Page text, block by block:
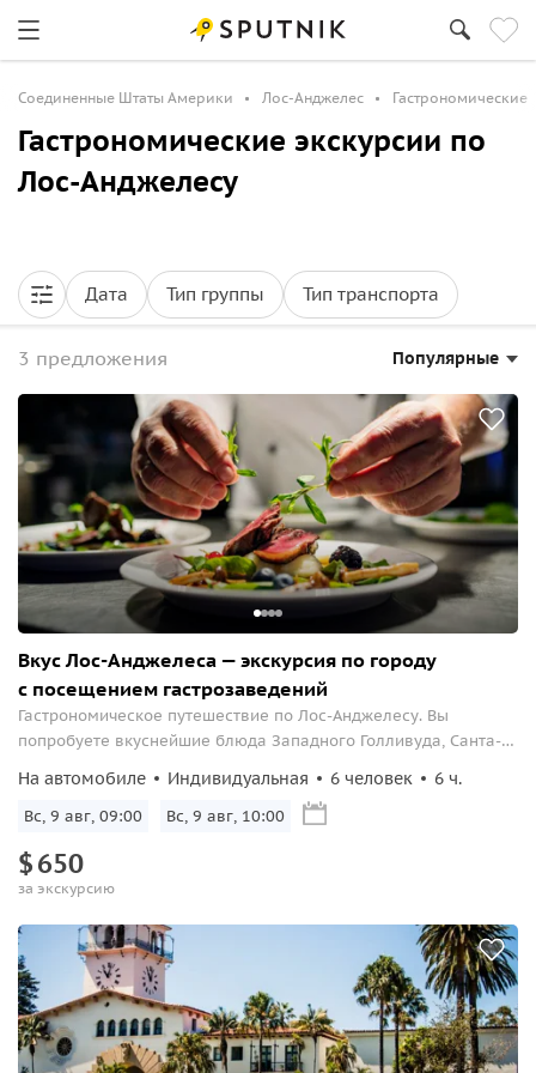
Соединенные Штаты Америки Лос-Анджелес Гастрономические
Гастрономические экскурсии по
Лос-Анджелесу
Дата Тип группы Тип транспорта
3 предложения Популярные
Вкус Лос-Анджелеса — экскурсия по городу
с посещением гастрозаведений
Гастрономическое путешествие по Лос-Анджелесу. Вы
попробуете вкуснейшие блюда Западного Голливуда, Санта-
повара охотно поделятся своими рецептами.
На автомобиле Индивидуальная 6 человек 6 ч.
Вс, 9 авг, 09:00 Вс, 9 авг, 10:00
$650
за экскурсию